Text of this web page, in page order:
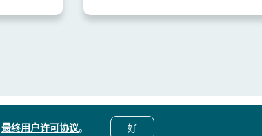
最终用户许可协议。 好